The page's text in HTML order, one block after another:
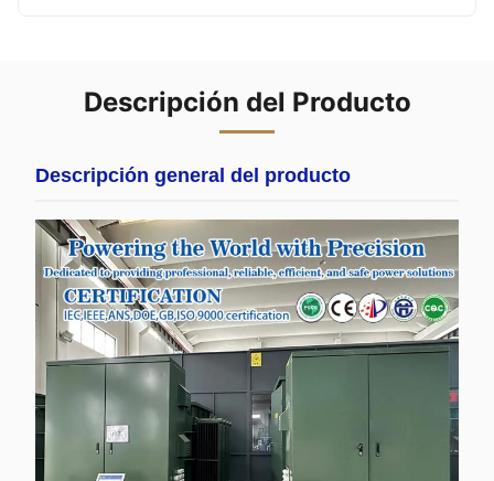
Descripción del Producto
Descripción general del producto